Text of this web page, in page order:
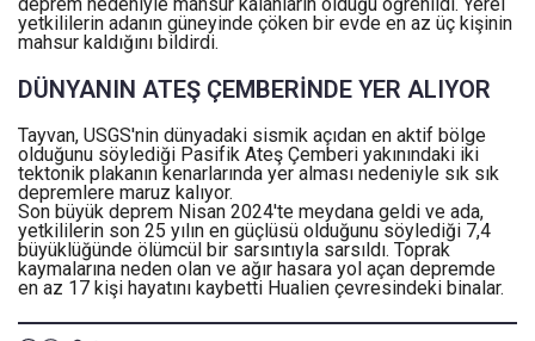
yetkililerin adanın güneyinde çöken bir evde en az üç kişinin
mahsur kaldığını bildirdi.
DÜNYANIN ATEŞ ÇEMBERİNDE YER ALIYOR
Tayvan, USGS'nin dünyadaki sismik açıdan en aktif bölge
olduğunu söylediği Pasifik Ateş Çemberi yakınındaki iki
tektonik plakanın kenarlarında yer alması nedeniyle sık sık
depremlere maruz kalıyor.
Son büyük deprem Nisan 2024'te meydana geldi ve ada,
yetkililerin son 25 yılın en güçlüsü olduğunu söylediği 7,4
büyüklüğünde ölümcül bir sarsıntıyla sarsıldı. Toprak
kaymalarına neden olan ve ağır hasara yol açan depremde
en az 17 kişi hayatını kaybetti Hualien çevresindeki binalar.